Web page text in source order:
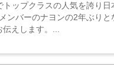
トップクラスの人気を誇り
ンバーのナヨンの2年ぶり
えします。...